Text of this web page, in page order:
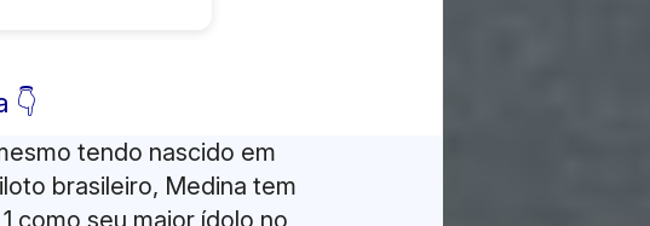
👇
tendo nascido em
brasileiro, Medina tem
como seu maior ídolo no